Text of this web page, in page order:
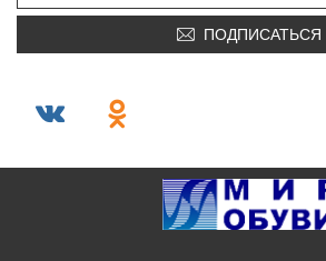
ПОДПИСАТЬСЯ